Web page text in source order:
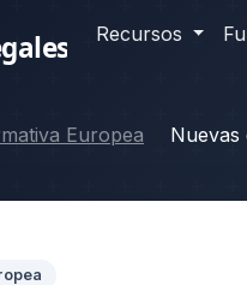
Recursos
Europea Nuevas